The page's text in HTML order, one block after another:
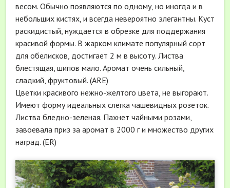
весом. Обычно появляются по одному, но иногда и в
небольших кистях, и всегда невероятно элегантны. Куст
раскидистый, нуждается в обрезке для поддержания
красивой формы. В жарком климате популярный сорт
для обелисков, достигает 2 м в высоту. Листва
блестящая, шипов мало. Аромат очень сильный,
сладкий, фруктовый. (ARE)
Цветки красивого нежно-желтого цвета, не выгорают.
Имеют форму идеальных слегка чашевидных розеток.
Листва бледно-зеленая. Пахнет чайными розами,
завоевала приз за аромат в 2000 г и множество других
наград. (ER)